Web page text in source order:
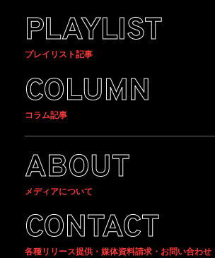
PLAYLIST
プレイリスト記事
COLUMN
コラム記事
ABOUT
メディアについて
CONTACT
各種リリース提供・媒体資料請求・お問い合わせ